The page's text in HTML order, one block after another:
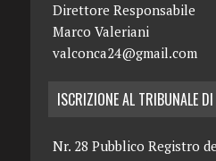
Direttore Responsabile
Marco Valeriani
valconca24@gmail.com
ISCRIZIONE AL TRIBUNALE
Nr. 28 Pubblico Registro